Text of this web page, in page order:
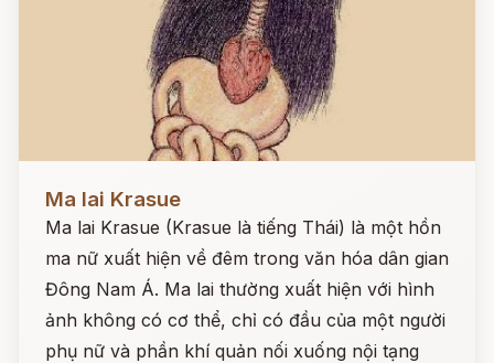
Ma lai Krasue
Ma lai Krasue (Krasue là tiếng Thái) là một hồn
ma nữ xuất hiện về đêm trong văn hóa dân gian
Đông Nam Á. Ma lai thường xuất hiện với hình
ảnh không có cơ thể, chỉ có đầu của một người
phụ nữ và phần khí quản nối xuống nội tạng